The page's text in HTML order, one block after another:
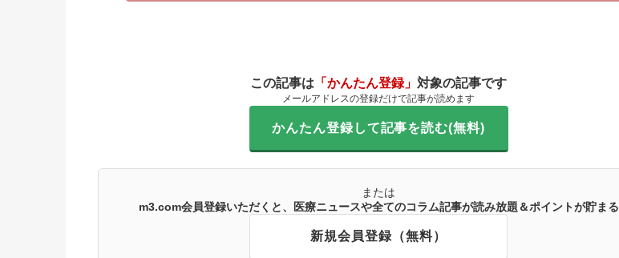
この記事は 「かんたん登録」 対象の記事です
メールアドレスの登録だけで記事が読めます
かんたん登録して記事を読む(無料)
または
m3.com会員登録いただくと、医療ニュースや全てのコラム記事が読み放題＆ポイントが貯まる
新規会員登録（無料）